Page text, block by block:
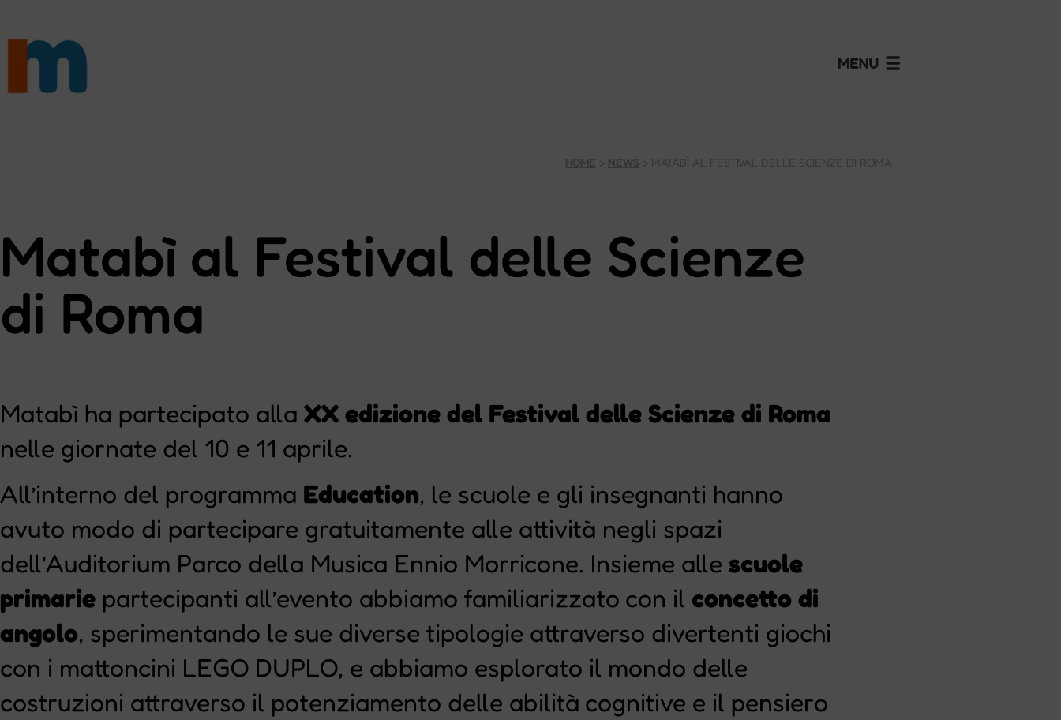
Matabì al Festival delle Scienze
di Roma
Matabì ha partecipato alla XX edizione del Festival delle Scienze di Roma
nelle giornate del 10 e 11 aprile.
All’interno del programma Education, le scuole e gli insegnanti hanno
avuto modo di partecipare gratuitamente alle attività negli spazi
dell’Auditorium Parco della Musica Ennio Morricone. Insieme alle scuole
primarie partecipanti all’evento abbiamo familiarizzato con il concetto di
angolo, sperimentando le sue diverse tipologie attraverso divertenti giochi
con i mattoncini LEGO DUPLO, e abbiamo esplorato il mondo delle
costruzioni attraverso il potenziamento delle abilità cognitive e il pensiero